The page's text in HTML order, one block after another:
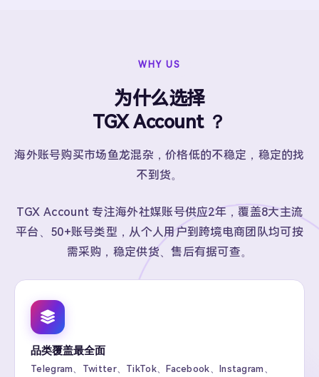
WHY US
为什么选择
TGX Account ？
海外账号购买市场鱼龙混杂，价格低的不稳定，稳定的找
不到货。
TGX Account 专注海外社媒账号供应2年，覆盖8大主流
平台、50+账号类型，从个人用户到跨境电商团队均可按
需采购，稳定供货、售后有据可查。
品类覆盖最全面
Telegram、Twitter、TikTok、Facebook、Instagram、